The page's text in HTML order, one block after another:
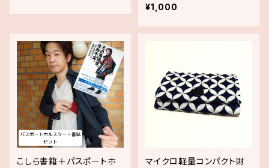
¥1,000
こしら書籍＋パスポートホ
マイクロ軽量コンパクト財